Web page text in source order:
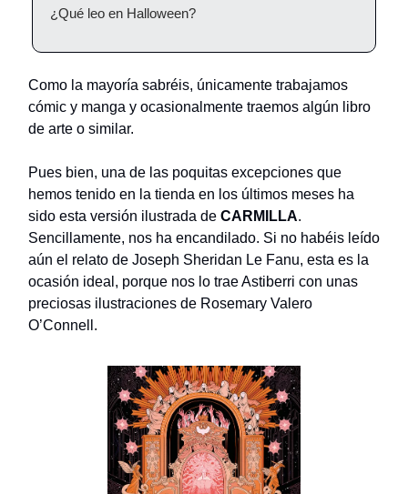
¿Qué leo en Halloween?
Como la mayoría sabréis, únicamente trabajamos
cómic y manga y ocasionalmente traemos algún libro
de arte o similar.
Pues bien, una de las poquitas excepciones que
hemos tenido en la tienda en los últimos meses ha
sido esta versión ilustrada de CARMILLA.
Sencillamente, nos ha encandilado. Si no habéis leído
aún el relato de Joseph Sheridan Le Fanu, esta es la
ocasión ideal, porque nos lo trae Astiberri con unas
preciosas ilustraciones de Rosemary Valero
O’Connell.